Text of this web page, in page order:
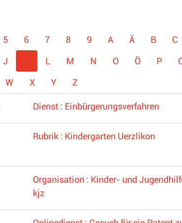
5 6 7 8 9 A Ä B C
J L M N O Ö P
W X Y Z
Dienst : Einbürgerungsverfahren
Rubrik : Kindergarten Uerzlikon
Organisation : Kinder- und
kjz